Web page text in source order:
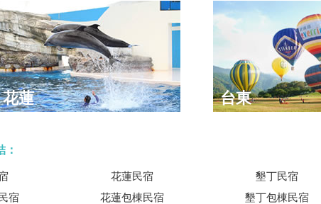
花蓮 台東
宿
花蓮民宿
花蓮包棟民宿
墾丁民宿
墾丁包棟民宿